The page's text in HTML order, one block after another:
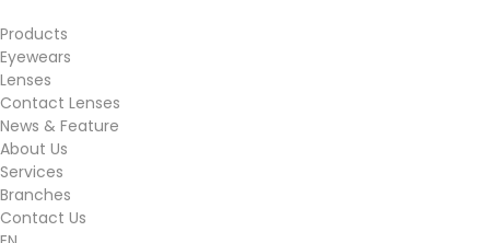
Products
Eyewears
Lenses
Contact Lenses
News & Feature
About Us
Services
Branches
Contact Us